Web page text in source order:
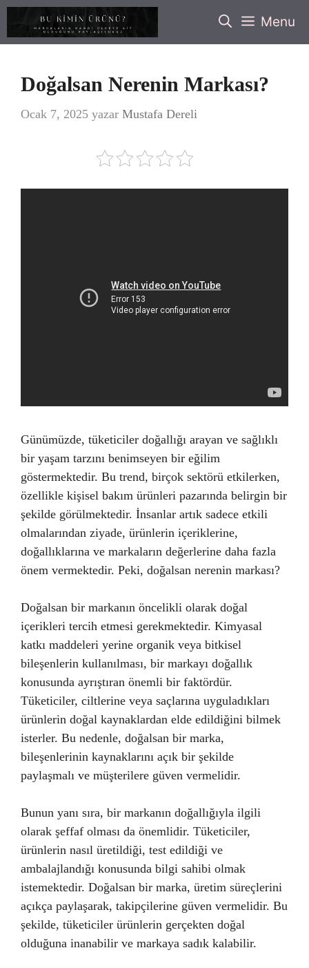
İçeriğe
Menu
Doğalsan Nerenin Markası?
Ocak 7, 2025 yazar Mustafa Dereli
Günümüzde, tüketiciler doğallığı arayan ve sağlıklı
bir yaşam tarzını benimseyen bir eğilim
göstermektedir. Bu trend, birçok sektörü etkilerken,
özellikle kişisel bakım ürünleri pazarında belirgin bir
şekilde görülmektedir. İnsanlar artık sadece etkili
olmalarından ziyade, ürünlerin içeriklerine,
doğallıklarına ve markaların değerlerine daha fazla
önem vermektedir. Peki, doğalsan nerenin markası?
Doğalsan bir markanın öncelikli olarak doğal
içerikleri tercih etmesi gerekmektedir. Kimyasal
katkı maddeleri yerine organik veya bitkisel
bileşenlerin kullanılması, bir markayı doğallık
konusunda ayrıştıran önemli bir faktördür.
Tüketiciler, ciltlerine veya saçlarına uyguladıkları
ürünlerin doğal kaynaklardan elde edildiğini bilmek
isterler. Bu nedenle, doğalsan bir marka,
bileşenlerinin kaynaklarını açık bir şekilde
paylaşmalı ve müşterilere güven vermelidir.
Bunun yanı sıra, bir markanın doğallığıyla ilgili
olarak şeffaf olması da önemlidir. Tüketiciler,
ürünlerin nasıl üretildiği, test edildiği ve
ambalajlandığı konusunda bilgi sahibi olmak
istemektedir. Doğalsan bir marka, üretim süreçlerini
açıkça paylaşarak, takipçilerine güven vermelidir. Bu
şekilde, tüketiciler ürünlerin gerçekten doğal
olduğuna inanabilir ve markaya sadık kalabilir.